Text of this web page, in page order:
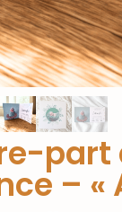
part
– «